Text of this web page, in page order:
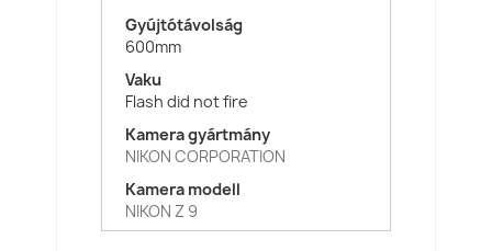
Gyújtótávolság
600mm
Vaku
Flash did not fire
Kamera gyártmány
NIKON CORPORATION
Kamera modell
NIKON Z 9